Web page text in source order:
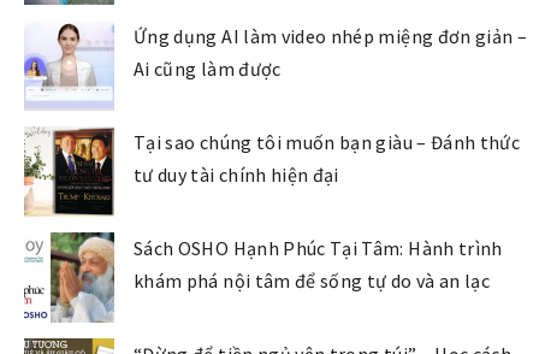
Ứng dụng AI làm video nhép miệng đơn giản –
Ai cũng làm được
Tại sao chúng tôi muốn bạn giàu – Đánh thức
tư duy tài chính hiện đại
Sách OSHO Hạnh Phúc Tại Tâm: Hành trình
khám phá nội tâm để sống tự do và an lạc